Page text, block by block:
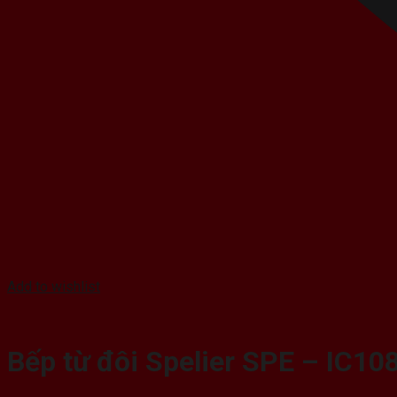
Add to wishlist
Bếp từ đôi Spelier SPE –